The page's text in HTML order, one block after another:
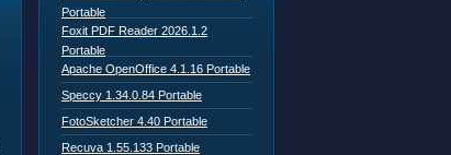
Portable
Foxit PDF Reader 2026.1.2
Portable
Apache OpenOffice 4.1.16 Portable
Speccy 1.34.0.84 Portable
FotoSketcher 4.40 Portable
Recuva 1.55.133 Portable